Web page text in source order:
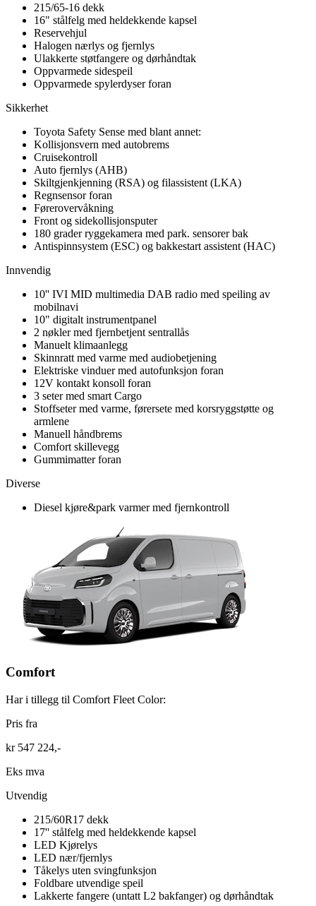
215/65-16 dekk
16" stålfelg med heldekkende kapsel
Reservehjul
Halogen nærlys og fjernlys
Ulakkerte støtfangere og dørhåndtak
Oppvarmede sidespeil
Oppvarmede spylerdyser foran
Sikkerhet
Toyota Safety Sense med blant annet:
Kollisjonsvern med autobrems
Cruisekontroll
Auto fjernlys (AHB)
Skiltgjenkjenning (RSA) og filassistent (LKA)
Regnsensor foran
Førerovervåkning
Front og sidekollisjonsputer
180 grader ryggekamera med park. sensorer bak
Antispinnsystem (ESC) og bakkestart assistent (HAC)
Innvendig
10'' IVI MID multimedia DAB radio med speiling av
mobilnavi
10" digitalt instrumentpanel
2 nøkler med fjernbetjent sentrallås
Manuelt klimaanlegg
Skinnratt med varme med audiobetjening
Elektriske vinduer med autofunksjon foran
12V kontakt konsoll foran
3 seter med smart Cargo
Stoffseter med varme, førersete med korsryggstøtte og
armlene
Manuell håndbrems
Comfort skillevegg
Gummimatter foran
Diverse
Diesel kjøre&park varmer med fjernkontroll
Comfort
Har i tillegg til Comfort Fleet Color:
Pris fra
kr 547 224,-
Eks mva
Utvendig
215/60R17 dekk
17'' stålfelg med heldekkende kapsel
LED Kjørelys
LED nær/fjernlys
Tåkelys uten svingfunksjon
Foldbare utvendige speil
Lakkerte fangere (untatt L2 bakfanger) og dørhåndtak